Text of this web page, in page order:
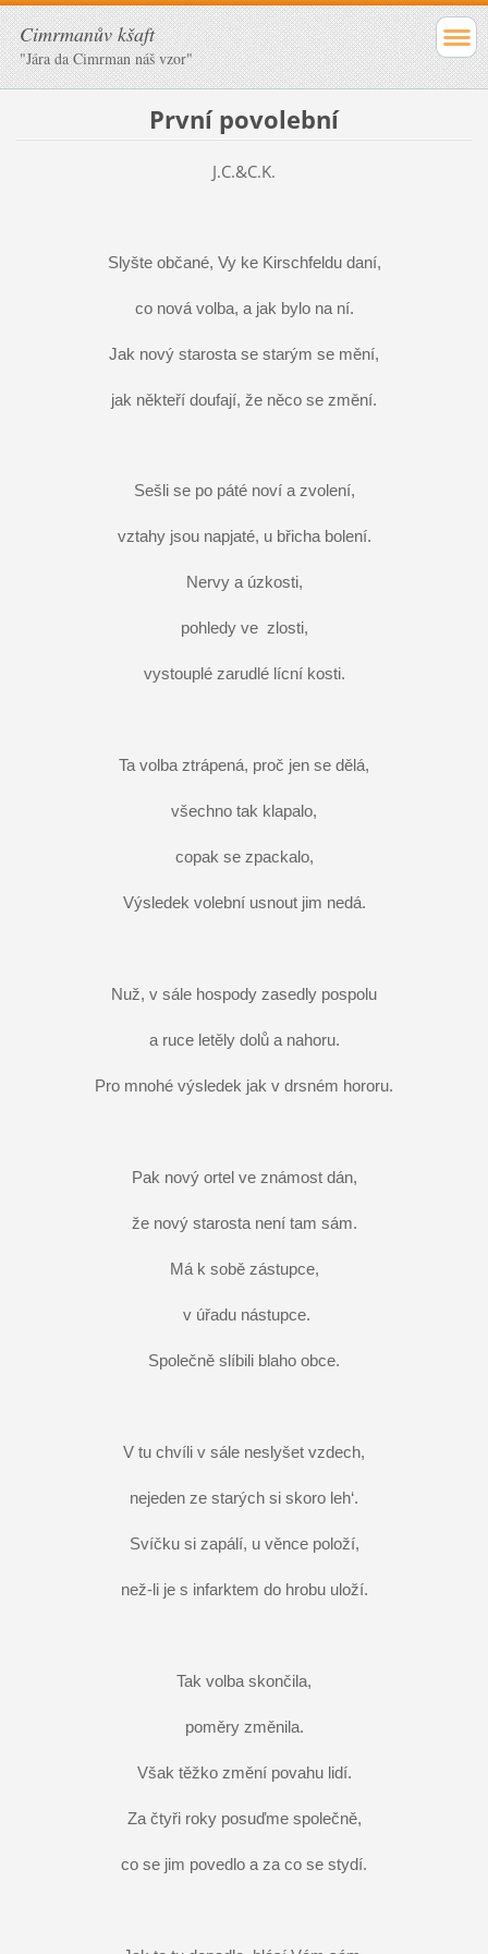
Cimrmanův kšaft
"Jára da Cimrman náš vzor"
První povolební
J.C.&C.K.
Slyšte občané, Vy ke Kirschfeldu daní,
co nová volba, a jak bylo na ní.
Jak nový starosta se starým se mění,
jak někteří doufají, že něco se změní.
Sešli se po páté noví a zvolení,
vztahy jsou napjaté, u břicha bolení.
Nervy a úzkosti,
pohledy ve zlosti,
vystouplé zarudlé lícní kosti.
Ta volba ztrápená, proč jen se dělá,
všechno tak klapalo,
copak se zpackalo,
Výsledek volební usnout jim nedá.
Nuž, v sále hospody zasedly pospolu
a ruce letěly dolů a nahoru.
Pro mnohé výsledek jak v drsném hororu.
Pak nový ortel ve známost dán,
že nový starosta není tam sám.
Má k sobě zástupce,
v úřadu nástupce.
Společně slíbili blaho obce.
V tu chvíli v sále neslyšet vzdech,
nejeden ze starých si skoro leh‘.
Svíčku si zapálí, u věnce položí,
než-li je s infarktem do hrobu uloží.
Tak volba skončila,
poměry změnila.
Však těžko změní povahu lidí.
Za čtyři roky posuďme společně,
co se jim povedlo a za co se stydí.